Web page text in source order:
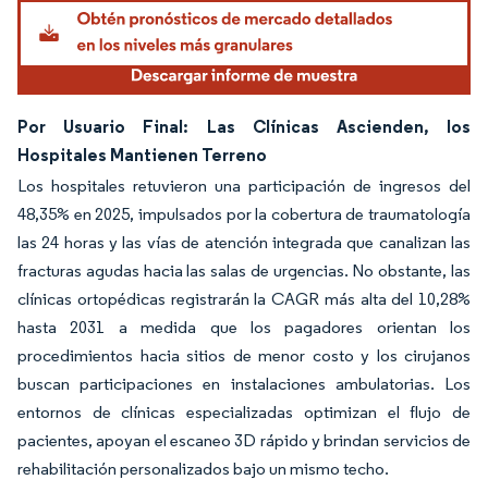
Por Usuario Final: Las Clínicas Ascienden, los
Hospitales Mantienen Terreno
Los hospitales retuvieron una participación de ingresos del
48,35% en 2025, impulsados por la cobertura de traumatología
las 24 horas y las vías de atención integrada que canalizan las
fracturas agudas hacia las salas de urgencias. No obstante, las
clínicas ortopédicas registrarán la CAGR más alta del 10,28%
hasta 2031 a medida que los pagadores orientan los
procedimientos hacia sitios de menor costo y los cirujanos
buscan participaciones en instalaciones ambulatorias. Los
entornos de clínicas especializadas optimizan el flujo de
pacientes, apoyan el escaneo 3D rápido y brindan servicios de
rehabilitación personalizados bajo un mismo techo.